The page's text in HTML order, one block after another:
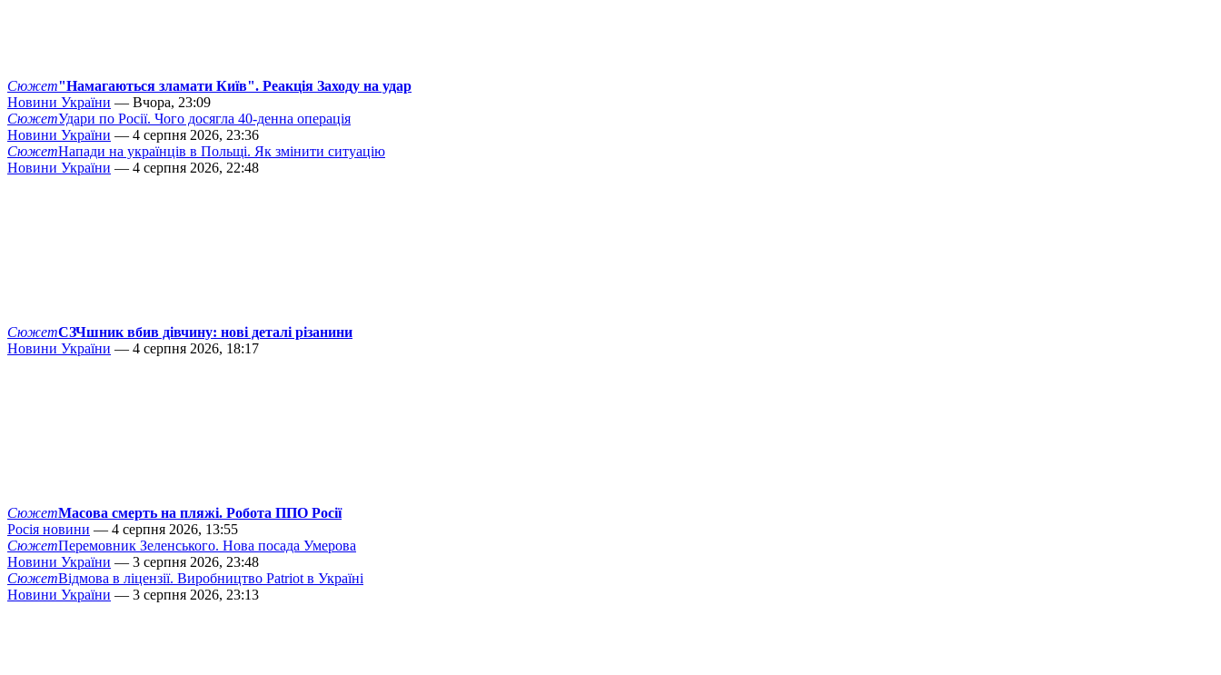
Сюжет"Намагаються зламати Київ". Реакція Заходу на удар
Новини України — Вчора, 23:09
СюжетУдари по Росії. Чого досягла 40-денна операція
Новини України — 4 серпня 2026, 23:36
СюжетНапади на українців в Польщі. Як змінити ситуацію
Новини України — 4 серпня 2026, 22:48
СюжетСЗЧшник вбив дівчину: нові деталі різанини
Новини України — 4 серпня 2026, 18:17
СюжетМасова смерть на пляжі. Робота ППО Росії
Росія новини — 4 серпня 2026, 13:55
СюжетПеремовник Зеленського. Нова посада Умерова
Новини України — 3 серпня 2026, 23:48
СюжетВідмова в ліцензії. Виробництво Patriot в Україні
Новини України — 3 серпня 2026, 23:13